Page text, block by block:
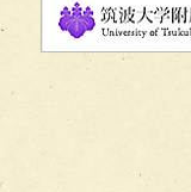
チーム
チーム